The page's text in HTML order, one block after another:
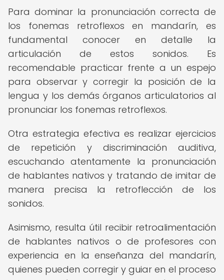
Para dominar la pronunciación correcta de
los fonemas retroflexos en mandarín, es
fundamental conocer en detalle la
articulación de estos sonidos. Es
recomendable practicar frente a un espejo
para observar y corregir la posición de la
lengua y los demás órganos articulatorios al
pronunciar los fonemas retroflexos.
Otra estrategia efectiva es realizar ejercicios
de repetición y discriminación auditiva,
escuchando atentamente la pronunciación
de hablantes nativos y tratando de imitar de
manera precisa la retroflección de los
sonidos.
Asimismo, resulta útil recibir retroalimentación
de hablantes nativos o de profesores con
experiencia en la enseñanza del mandarín,
quienes pueden corregir y guiar en el proceso